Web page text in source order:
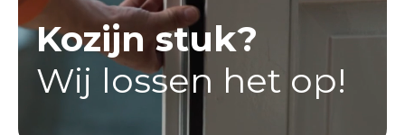
Kozijn stuk?
Wij lossen het op!